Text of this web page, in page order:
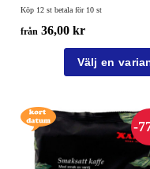
Köp 12 st betala för 10 st
från 36,00 kr